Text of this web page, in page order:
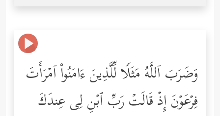
وَضَرَبَ ٱللَّهُ مَثَلࣰا لِّلَّذِینَ ءَامَنُواْ ٱمۡرَأَتَ
فِرۡعَوۡنَ إِذۡ قَالَتۡ رَبِّ ٱبۡنِ لِی عِندَكَ